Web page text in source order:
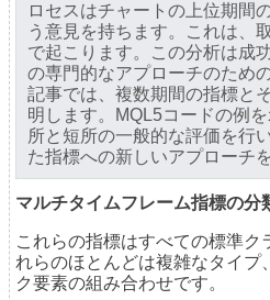
ロセスはチャートの上位期間
う意見を持ちます。これは、
で起こります。この分析は成
の専門的なアプローチのため
記事では、複数期間の指標と
明します。MQL5コードの例
所と短所の一般的な評価を行
た指標への新しいアプローチ
マルチタイムフレーム指標の分
これらの指標はすべての標準ク
れらのほとんどは複雑なタイプ
ク要素の組み合わせです。